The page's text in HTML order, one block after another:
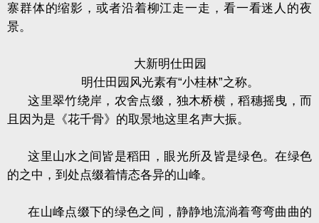
寨群体的缩影，或者沿着柳江走一走，看一看迷人的夜
景。
大新明仕田园
明仕田园风光素有“小桂林”之称。
这里翠竹绕岸，农舍点缀，独木桥横，稻穗摇曳，而
且因为是《花千骨》的取景地这里名声大振。
这里山水之间皆是稻田，眼光所及皆是绿色。在绿色
的之中，到处点缀着情态各异的山峰。
在山峰点缀下的绿色之间，静静地流淌着弯弯曲曲的